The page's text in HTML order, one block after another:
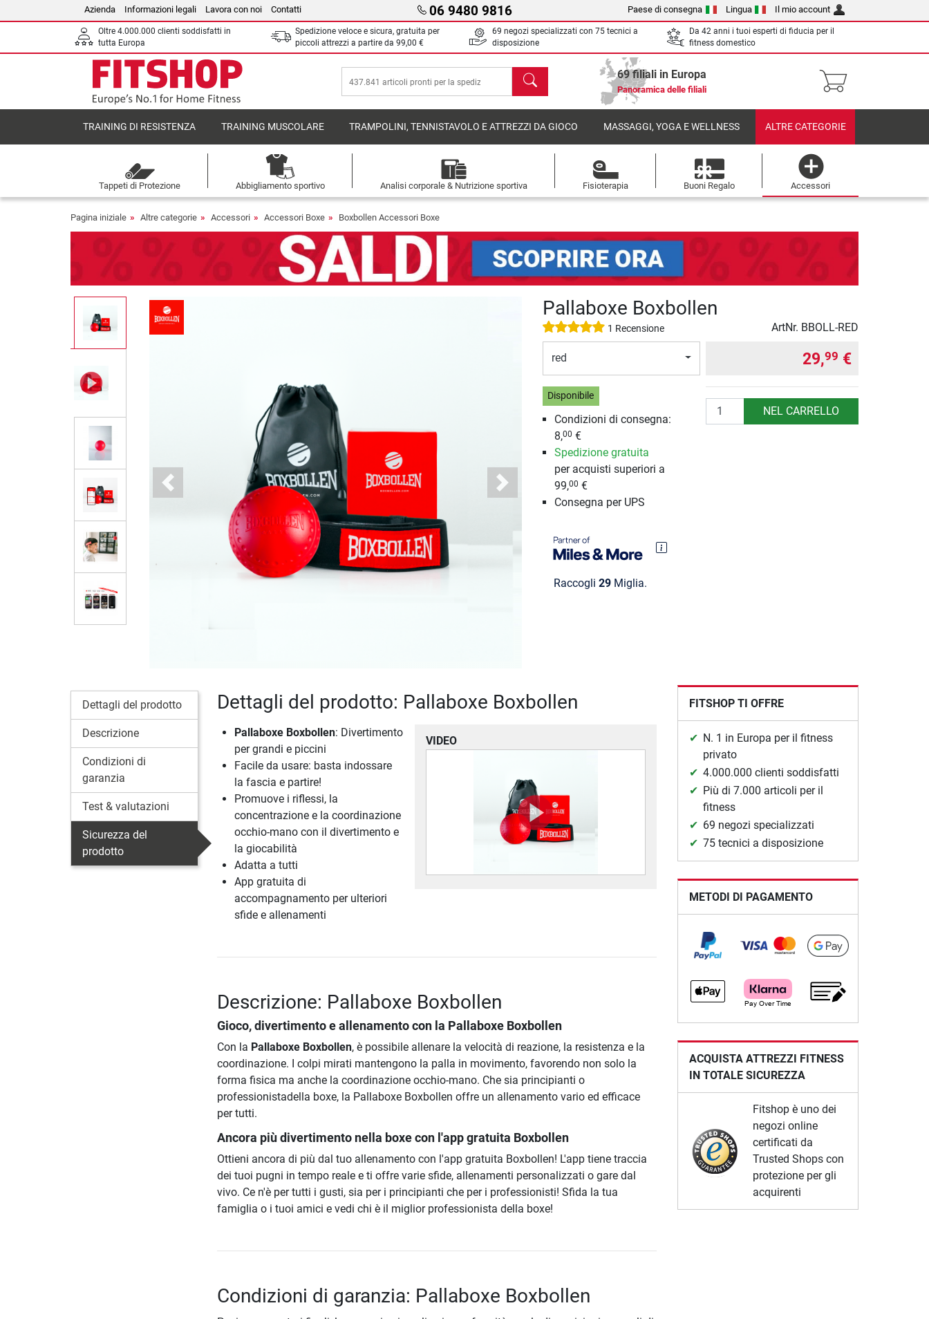
Azienda Informazioni legali Lavora con noi Contatti 06 9480 9816 Paese di consegna Lingua Il mio account
Oltre 4.000.000 clienti soddisfatti in
tutta Europa
Spedizione veloce e sicura, gratuita per
piccoli attrezzi a partire da 99,00 €
69 negozi specializzati con 75 tecnici a
disposizione
Da 42 anni i tuoi esperti di fiducia per il
fitness domestico
Cerca 69 filiali in Europa
Panoramica delle filiali
TRAINING DI RESISTENZA TRAINING MUSCOLARE TRAMPOLINI, TENNISTAVOLO E ATTREZZI DA GIOCO MASSAGGI, YOGA E WELLNESS ALTRE CATEGORIE
Tappeti di Protezione Abbigliamento sportivo Analisi corporale & Nutrizione sportiva Fisioterapia Buoni Regalo Accessori
Pagina iniziale Altre categorie Accessori Accessori Boxe Boxbollen Accessori Boxe
Previous Next
Pallaboxe Boxbollen
1 Recensione ArtNr. BBOLL-RED
red
Disponibile
Condizioni di consegna:
8,00 €
Spedizione gratuita
per acquisti superiori a
99,00 €
Consegna per UPS
Raccogli 29Miglia.
29,99 €
Quantità NEL CARRELLO
Dettagli del prodotto
Descrizione
Condizioni di
garanzia
Test & valutazioni
Sicurezza del
prodotto
Dettagli del prodotto: Pallaboxe Boxbollen
VIDEO
Pallaboxe Boxbollen: Divertimento
per grandi e piccini
Facile da usare: basta indossare
la fascia e partire!
Promuove i riflessi, la
concentrazione e la coordinazione
occhio-mano con il divertimento e
la giocabilità
Adatta a tutti
App gratuita di
accompagnamento per ulteriori
sfide e allenamenti
Descrizione: Pallaboxe Boxbollen
Gioco, divertimento e allenamento con la Pallaboxe Boxbollen
Con la Pallaboxe Boxbollen, è possibile allenare la velocità di reazione, la resistenza e la
coordinazione. I colpi mirati mantengono la palla in movimento, favorendo non solo la
forma fisica ma anche la coordinazione occhio-mano. Che sia principianti o
professionistadella boxe, la Pallaboxe Boxbollen offre un allenamento vario ed efficace
per tutti.
Ancora più divertimento nella boxe con l'app gratuita Boxbollen
Ottieni ancora di più dal tuo allenamento con l'app gratuita Boxbollen! L'app tiene traccia
dei tuoi pugni in tempo reale e ti offre varie sfide, allenamenti personalizzati o gare dal
vivo. Ce n'è per tutti i gusti, sia per i principianti che per i professionisti! Sfida la tua
famiglia o i tuoi amici e vedi chi è il miglior professionista della boxe!
Condizioni di garanzia: Pallaboxe Boxbollen
FITSHOP TI OFFRE
N. 1 in Europa per il fitness
privato
4.000.000 clienti soddisfatti
Più di 7.000 articoli per il
fitness
69 negozi specializzati
75 tecnici a disposizione
METODI DI PAGAMENTO
ACQUISTA ATTREZZI FITNESS
IN TOTALE SICUREZZA
Fitshop è uno dei
negozi online
certificati da
Trusted Shops con
protezione per gli
acquirenti